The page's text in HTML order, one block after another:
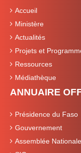
Accueil
Ministère
Actualités
Projets et
Ressources
Médiathèque
ANNUAIRE
Présidence du Faso
Gouvernement
Assemblée Nationale